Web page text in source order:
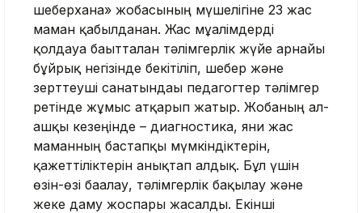
шеберхана» жобасы­ның мү­шелігіне 23 жас
маман қабыл­данған. Жас мұғалімдерді
қолдауға бағытталған тәлімгерлік жүйе арнайы
бұйрық негізінде бекітіліп, шебер және
зерттеуші санатындағы педагогтер тәлімгер
ретінде жұмыс ат­қарып жатыр. Жобаның ал­
ғашқы кезеңінде – диагностика, яғни жас
маманның бастапқы мүмкіндіктерін,
қажеттіліктерін анықтап алдық. Бұл үшін
өзін-өзі бағалау, тәлімгерлік бақылау және
жеке даму жоспары жасалды. Екінші